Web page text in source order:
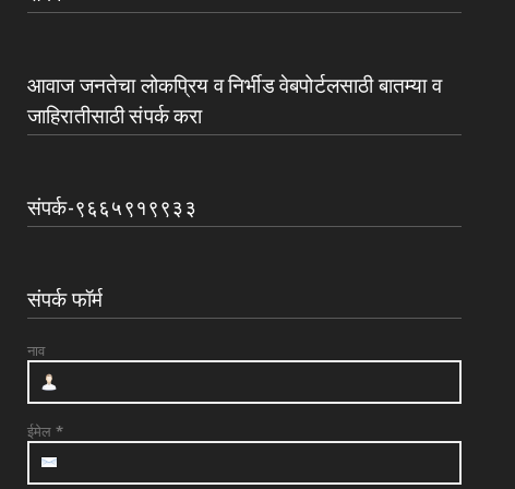
आवाज जनतेचा लोकप्रिय व निर्भीड वेबपोर्टलसाठी बातम्या व
जाहिरातीसाठी संपर्क करा
संपर्क-९६६५९१९९३३
संपर्क फॉर्म
नाव
ईमेल *